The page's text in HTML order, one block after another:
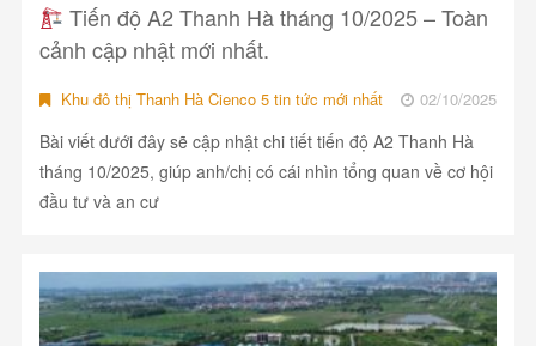
Tiến độ A2 Thanh Hà tháng 10/2025 – Toàn
cảnh cập nhật mới nhất.
Khu đô thị Thanh Hà Cienco 5 tin tức mới nhất 02/10/2025
Bài viết dưới đây sẽ cập nhật chi tiết tiến độ A2 Thanh Hà
tháng 10/2025, giúp anh/chị có cái nhìn tổng quan về cơ hội
đầu tư và an cư